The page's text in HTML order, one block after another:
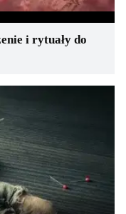
i rytuały do